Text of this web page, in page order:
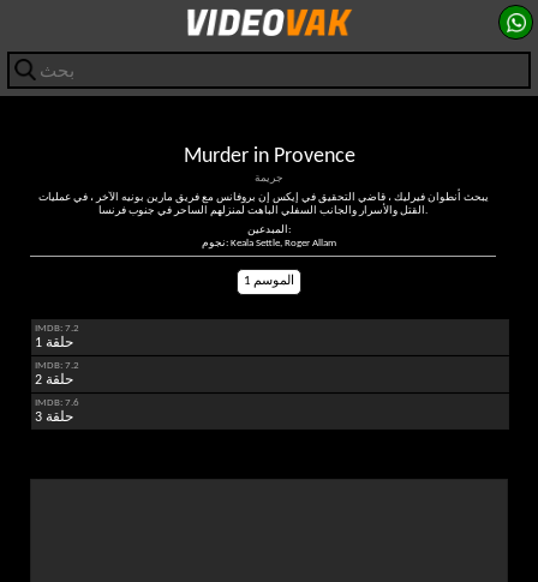
Murder in Provence
جريمة
يبحث أنطوان فيرليك ، قاضي التحقيق في إيكس إن بروفانس مع فريق مارين بونيه الآخر ، في عمليات
القتل والأسرار والجانب السفلي الباهت لمنزلهم الساحر في جنوب فرنسا.
المبدعين:
نجوم: Keala Settle, Roger Allam
الموسم 1
IMDB: 7.2
حلقة 1
IMDB: 7.2
حلقة 2
IMDB: 7.6
حلقة 3